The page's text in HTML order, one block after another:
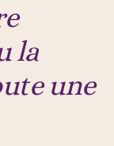
la
une